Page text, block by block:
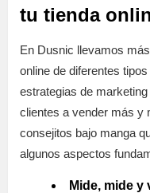
tu tienda
En Dusnic llevamos
online de diferentes
estrategias de
clientes a vender más y
consejitos bajo manga
algunos aspectos
Mide, mide y